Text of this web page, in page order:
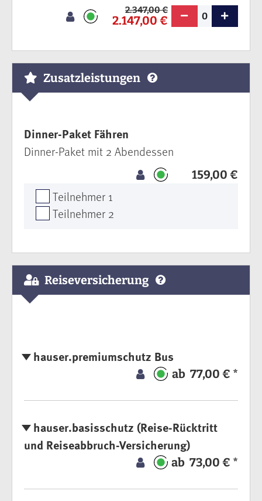
2.347,00 €
2.147,00 € 0
Zusatzleistungen
Dinner-Paket Fähren
159,00 €
Dinner-Paket mit 2 Abendessen
Teilnehmer 1
Teilnehmer 2
Reiseversicherung
hauser.premiumschutz Bus
ab 77,00 € *
hauser.basisschutz (Reise-Rücktritt
und Reiseabbruch-Versicherung)
ab 73,00 € *